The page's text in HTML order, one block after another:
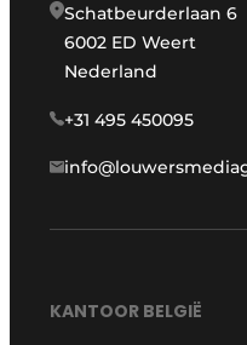
Schatbeurderlaan 6
6002 ED Weert
Nederland
+31 495 450095
KANTOOR BELGIË